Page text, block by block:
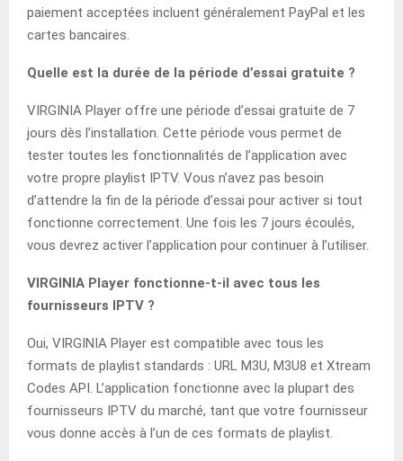
paiement acceptées incluent généralement PayPal et les
cartes bancaires.
Quelle est la durée de la période d’essai gratuite ?
VIRGINIA Player offre une période d’essai gratuite de 7
jours dès l’installation. Cette période vous permet de
tester toutes les fonctionnalités de l’application avec
votre propre playlist IPTV. Vous n’avez pas besoin
d’attendre la fin de la période d’essai pour activer si tout
fonctionne correctement. Une fois les 7 jours écoulés,
vous devrez activer l’application pour continuer à l’utiliser.
VIRGINIA Player fonctionne-t-il avec tous les
fournisseurs IPTV ?
Oui, VIRGINIA Player est compatible avec tous les
formats de playlist standards : URL M3U, M3U8 et Xtream
Codes API. L’application fonctionne avec la plupart des
fournisseurs IPTV du marché, tant que votre fournisseur
vous donne accès à l’un de ces formats de playlist.